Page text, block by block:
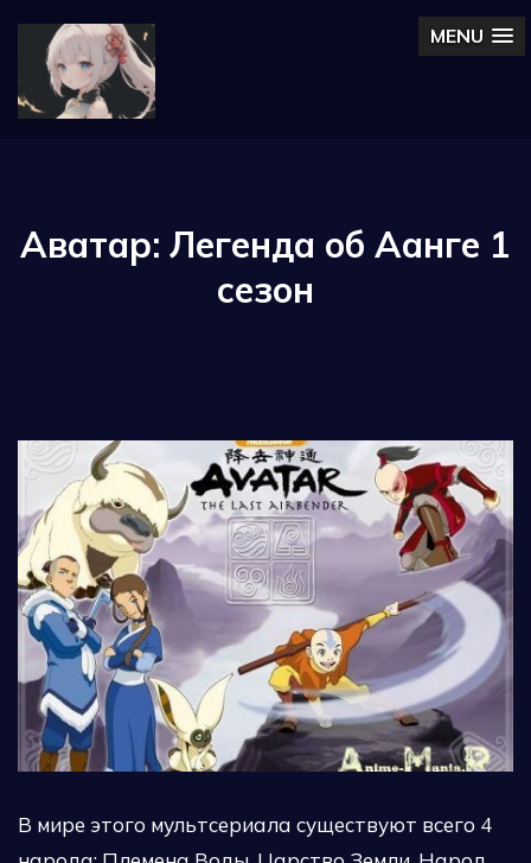
MENU
Аватар: Легенда об Аанге 1
сезон
В мире этого мультсериала существуют всего 4